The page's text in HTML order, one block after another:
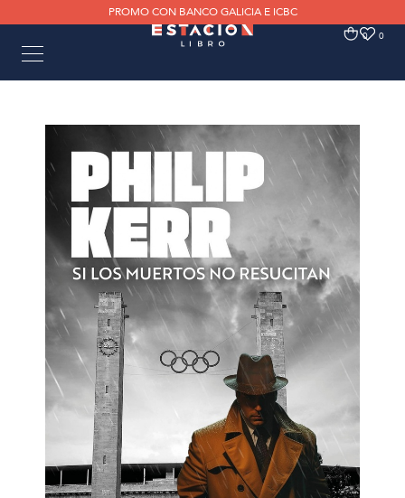
PROMO CON BANCO GALICIA E ICBC
0 0